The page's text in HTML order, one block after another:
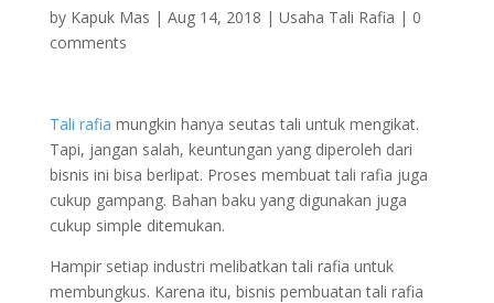
by Kapuk Mas | Aug 14, 2018 | Usaha Tali Rafia | 0
comments
Tali rafia mungkin hanya seutas tali untuk mengikat.
Tapi, jangan salah, keuntungan yang diperoleh dari
bisnis ini bisa berlipat. Proses membuat tali rafia juga
cukup gampang. Bahan baku yang digunakan juga
cukup simple ditemukan.
Hampir setiap industri melibatkan tali rafia untuk
membungkus. Karena itu, bisnis pembuatan tali rafia